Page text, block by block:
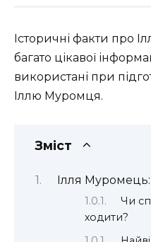
Історичні факти про
багато цікавої
використані при
Іллю Муромця.
Зміст
Ілля Муромець:
Чи
ходити?